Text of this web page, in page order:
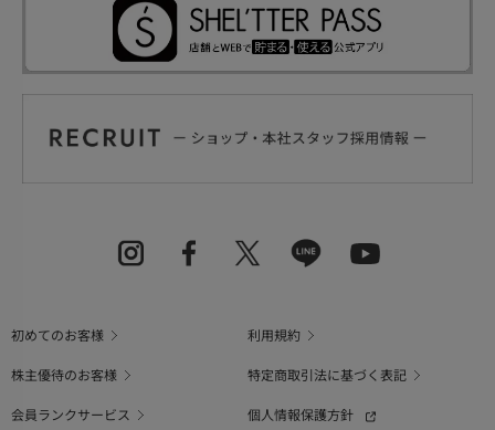
初めてのお客様
利用規約
株主優待のお客様
特定商取引法に基づく表記
会員ランクサービス
個人情報保護方針